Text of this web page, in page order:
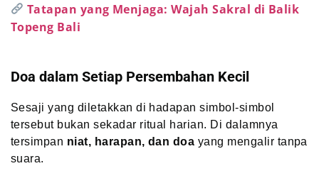
Tatapan yang Menjaga: Wajah Sakral di Balik
Topeng Bali
Doa dalam Setiap Persembahan Kecil
Sesaji yang diletakkan di hadapan simbol-simbol
tersebut bukan sekadar ritual harian. Di dalamnya
tersimpan niat, harapan, dan doa yang mengalir tanpa
suara.